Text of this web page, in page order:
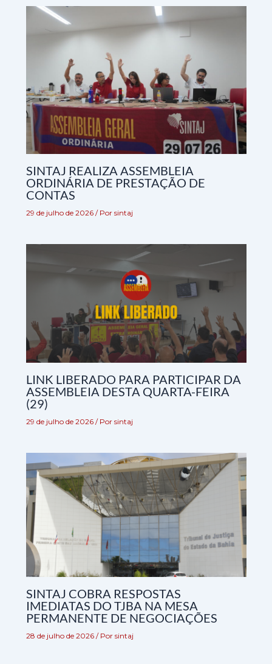
SINTAJ REALIZA ASSEMBLEIA
ORDINÁRIA DE PRESTAÇÃO DE
CONTAS
29 de julho de 2026 / Por sintaj
LINK LIBERADO PARA PARTICIPAR DA
ASSEMBLEIA DESTA QUARTA-FEIRA
(29)
29 de julho de 2026 / Por sintaj
SINTAJ COBRA RESPOSTAS
IMEDIATAS DO TJBA NA MESA
PERMANENTE DE NEGOCIAÇÕES
28 de julho de 2026 / Por sintaj